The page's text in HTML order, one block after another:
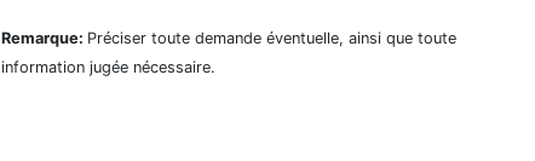
Remarque: Préciser toute demande éventuelle, ainsi que toute
information jugée nécessaire.